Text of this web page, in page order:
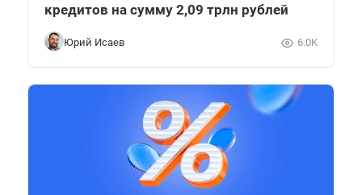
кредитов на сумму 2,09 трлн рублей
Юрий Исаев 6.0K